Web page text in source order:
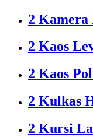
2
2 Kaos
2 Kaos
2 Kulkas
2 Kursi